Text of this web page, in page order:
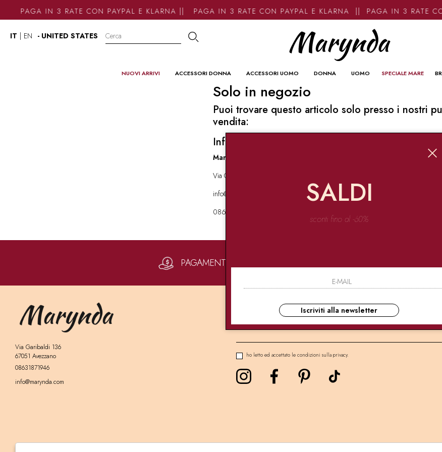
PAGA IN 3 RATE CON PAYPAL E KLARNA || PAGA IN 3 RATE CON PAYPAL E KLARNA || PAGA IN 3 RATE
IT EN - UNITED STATES
NUOVI ARRIVI ACCESSORI DONNA ACCESSORI UOMO DONNA UOMO SPECIALE MARE
Solo in negozio
Puoi trovare questo articolo solo presso i nostri
vendita:
Info contatti
Marynda
Via Garibaldi 136 67051 Avezzano
info@marynda.com
08631871946
PAGAMENTI SICURI
Via Garibaldi 136
67051 Avezzano
08631871946
info@marynda.com
NEWSLETTER
ho letto ed accettato le condizioni sulla privacy.
SALDI
sconti fino al -60%
Iscriviti alla newsletter